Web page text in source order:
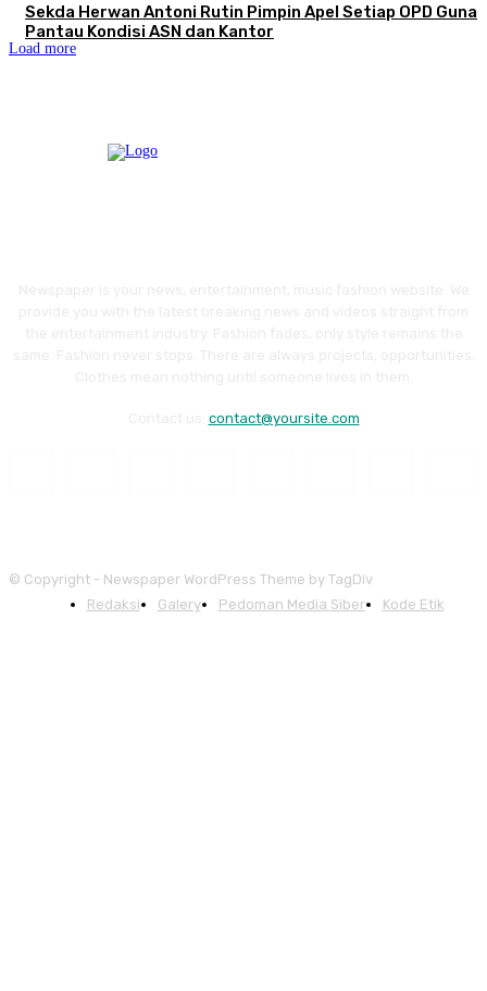
Sekda Herwan Antoni Rutin Pimpin Apel Setiap OPD Guna
Pantau Kondisi ASN dan Kantor
Load more
contact@yoursite.com
© Copyright - Newspaper WordPress Theme by TagDiv
Redaksi
Galery Pedoman Media Siber Kode Etik